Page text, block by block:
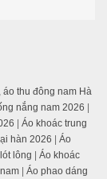
áo thu đông nam Hà
nắng nam 2026
Áo khoác trung
hàn 2026
Áo
lông
Áo khoác
Áo phao dáng